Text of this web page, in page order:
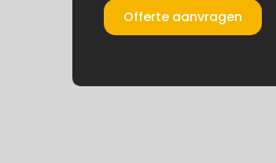
Offerte aanvragen